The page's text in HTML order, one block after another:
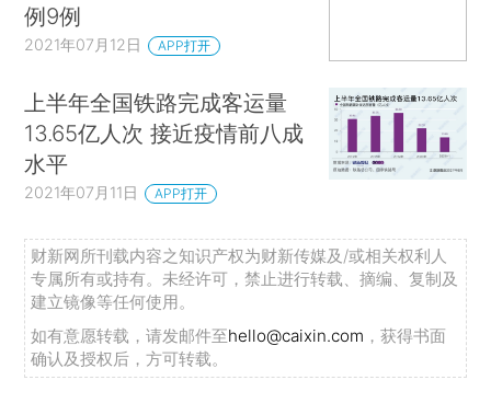
例9例
2021年07月12日 APP打开
上半年全国铁路完成客运量
13.65亿人次 接近疫情前八成
水平
2021年07月11日 APP打开
财新网所刊载内容之知识产权为财新传媒及/或相关权利人
专属所有或持有。未经许可，禁止进行转载、摘编、复制及
建立镜像等任何使用。
如有意愿转载，请发邮件至hello@caixin.com ，获得书面
确认及授权后，方可转载。